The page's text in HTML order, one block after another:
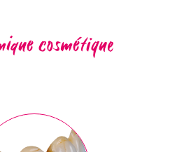
cosmétique